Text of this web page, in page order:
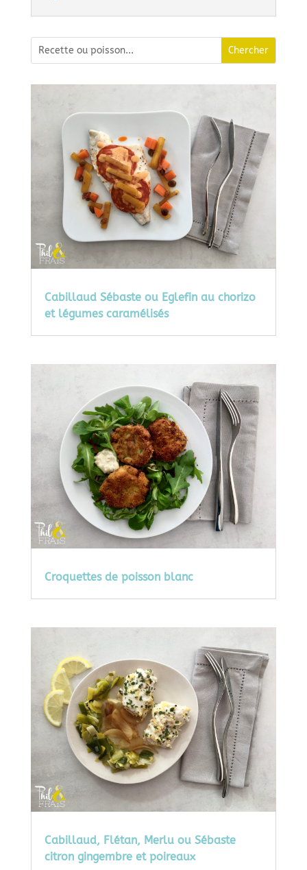
Cabillaud Sébaste ou Eglefin au chorizo
et légumes caramélisés
Croquettes de poisson blanc
Cabillaud, Flétan, Merlu ou Sébaste
citron gingembre et poireaux